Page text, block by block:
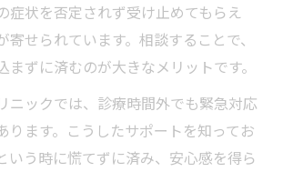
症状を否定されず受け止めてもらえ
寄せられています。相談することで、
まずに済むのが大きなメリットです。
ニックでは、診療時間外でも緊急対応
ります。こうしたサポートを知ってお
いう時に慌てずに済み、安心感を得ら